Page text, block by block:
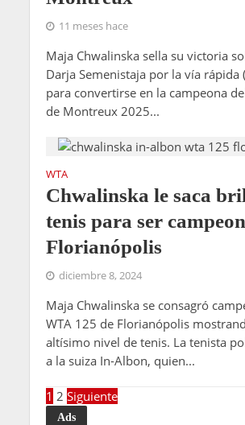
11 meses hace
Maja Chwalinska sella su victoria
Darja Semenistaja por la vía rápida
para convertirse en la campeona
de Montreux 2025...
WTA
Chwalinska le saca
tenis para ser
Florianópolis
diciembre 8, 2024
Maja Chwalinska se consagró
WTA 125 de Florianópolis
altísimo nivel de tenis. La tenista
a la suiza In-Albon, quien...
1 2 Siguiente
Ads